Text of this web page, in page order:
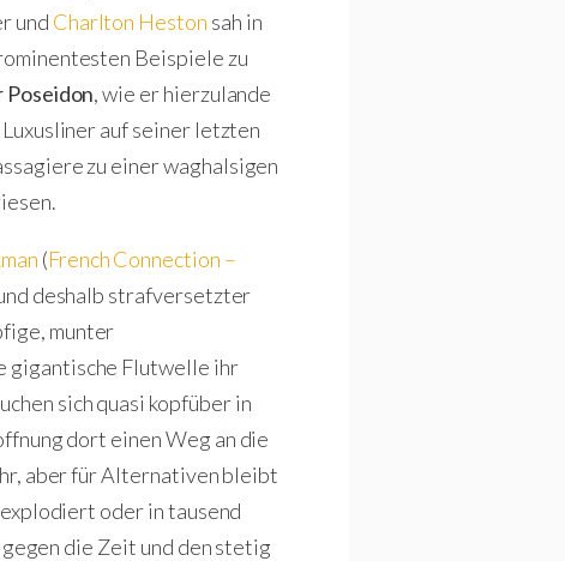
und Charlton Heston sah in
Beispiele zu
, wie er hierzulande
auf seiner letzten
zu einer waghalsigen
(French Connection –
deshalb strafversetzter
munter
gigantische Flutwelle ihr
sich quasi kopfüber in
dort einen Weg an die
aber für Alternativen bleibt
oder in tausend
die Zeit und den stetig